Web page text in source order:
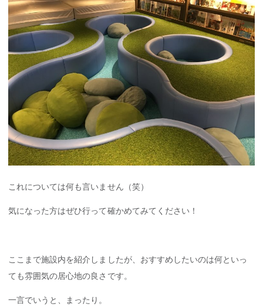
これについては何も言いません（笑）
気になった方はぜひ行って確かめてみてください！
ここまで施設内を紹介しましたが、おすすめしたいのは何といっ
ても雰囲気の居心地の良さです。
一言でいうと、まったり。